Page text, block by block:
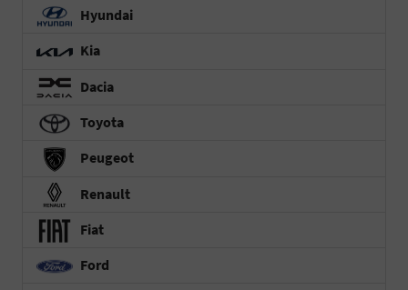
Hyundai
Kia
Dacia
Toyota
Peugeot
Renault
Fiat
Ford